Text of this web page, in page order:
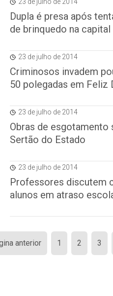
Dupla é presa após
de brinquedo na capital
23 de julho de 2014
Criminosos invadem
50 polegadas em Feliz
23 de julho de 2014
Obras de esgotamento
Sertão do Estado
23 de julho de 2014
Professores discutem
alunos em atraso
Paginação
de
anterior 1 2 3